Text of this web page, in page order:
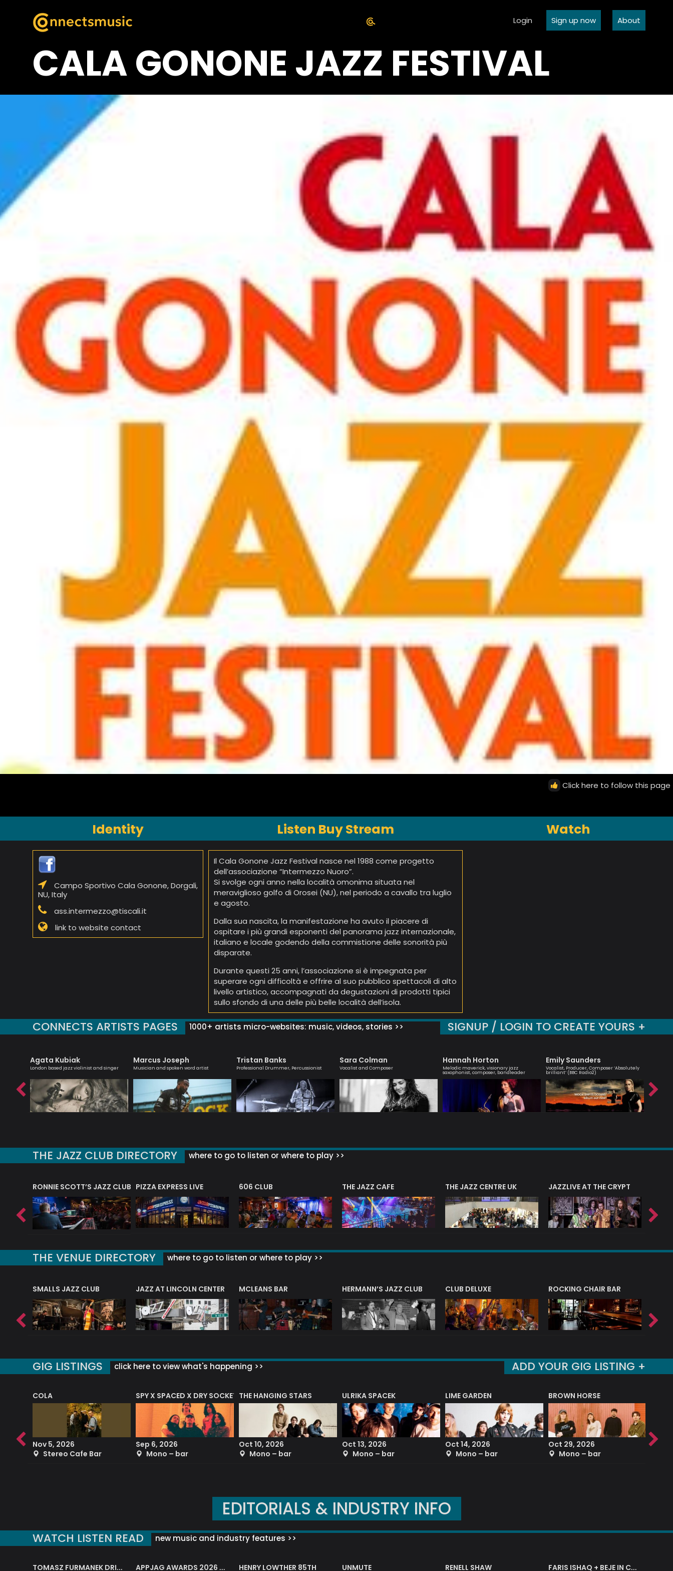
Login Sign up now About
CALA GONONE JAZZ FESTIVAL
Click here to follow this page
Identity
Campo Sportivo Cala Gonone, Dorgali,
NU, Italy
ass.intermezzo@tiscali.it
link to website contact
Listen Buy Stream
Il Cala Gonone Jazz Festival nasce nel 1988 come progetto
dell’associazione “Intermezzo Nuoro”.
Si svolge ogni anno nella località omonima situata nel
meraviglioso golfo di Orosei (NU), nel periodo a cavallo tra luglio
e agosto.
Dalla sua nascita, la manifestazione ha avuto il piacere di
ospitare i più grandi esponenti del panorama jazz internazionale,
italiano e locale godendo della commistione delle sonorità più
disparate.
Durante questi 25 anni, l’associazione si è impegnata per
superare ogni difficoltà e offrire al suo pubblico spettacoli di alto
livello artistico, accompagnati da degustazioni di prodotti tipici
sullo sfondo di una delle più belle località dell’isola.
Watch
CONNECTS ARTISTS PAGES 1000+ artists micro-websites: music, videos, stories >> SIGNUP / LOGIN TO CREATE YOURS +
Agata Kubiak
London based jazz violinist and singer
Marcus Joseph
Musician and spoken word artist
Tristan Banks
Professional Drummer, Percussionist
Sara Colman
Vocalist and Composer
Hannah Horton
Melodic maverick, visionary jazz
saxophonist, composer, bandleader
Emily Saunders
Vocalist, Producer, Composer ‘Absolutely
brilliant’ (BBC Radio2)
THE JAZZ CLUB DIRECTORY where to go to listen or where to play >>
RONNIE SCOTT’S JAZZ CLUB PIZZA EXPRESS LIVE 606 CLUB THE JAZZ CAFE THE JAZZ CENTRE UK JAZZLIVE AT THE CRYPT
THE VENUE DIRECTORY where to go to listen or where to play >>
SMALLS JAZZ CLUB JAZZ AT LINCOLN CENTER MCLEANS BAR HERMANN’S JAZZ CLUB CLUB DELUXE ROCKING CHAIR BAR
GIG LISTINGS click here to view what's happening >> ADD YOUR GIG LISTING +
COLA
Nov 5, 2026
Stereo Cafe Bar
SPY X SPACED X DRY SOCKET
Sep 6, 2026
Mono – bar
THE HANGING STARS
Oct 10, 2026
Mono – bar
ULRIKA SPACEK
Oct 13, 2026
Mono – bar
LIME GARDEN
Oct 14, 2026
Mono – bar
BROWN HORSE
Oct 29, 2026
Mono – bar
Sep
EDITORIALS & INDUSTRY INFO
WATCH LISTEN READ new music and industry features >>
HENRY LOWTHER 85TH UNMUTE RENELL SHAW